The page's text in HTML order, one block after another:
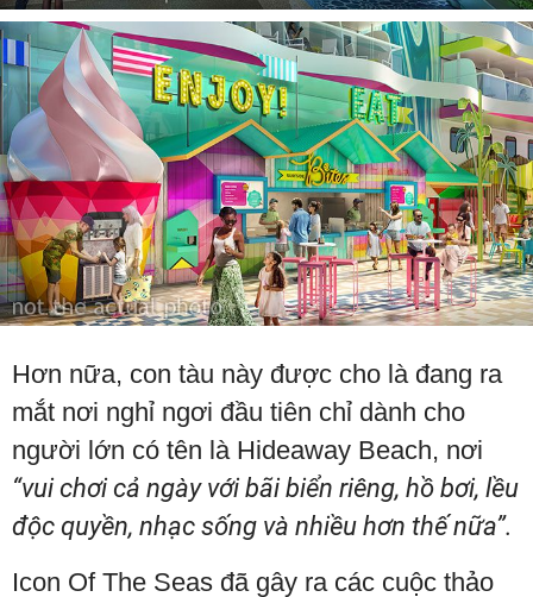
Hơn nữa, con tàu này được cho là đang ra
mắt nơi nghỉ ngơi đầu tiên chỉ dành cho
người lớn có tên là Hideaway Beach, nơi
“vui chơi cả ngày với bãi biển riêng, hồ bơi, lều
độc quyền, nhạc sống và nhiều hơn thế nữa”.
Icon Of The Seas đã gây ra các cuộc thảo